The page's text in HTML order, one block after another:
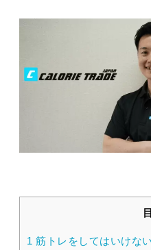
1 筋トレをしてはいけな